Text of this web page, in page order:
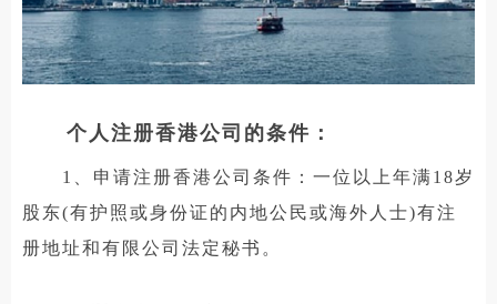
个人注册香港公司的条件：
1、申请注册香港公司条件：一位以上年满18岁
股东(有护照或身份证的内地公民或海外人士)有注
册地址和有限公司法定秘书。